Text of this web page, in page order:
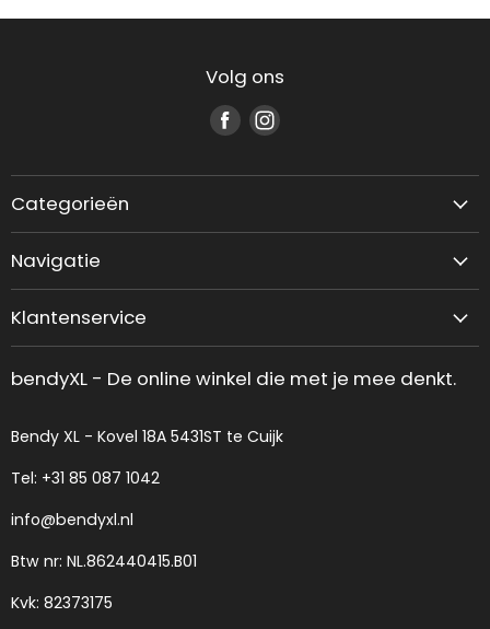
Volg ons
Vind
op
Vind
op
Categorieën
Keuken accessoires
Huishouden
Tuin & Terras
Voor de kids
Erotiek
Populaire producten
Meubels binnen/buiten
Hardware divers
Navigatie
Bestel- en levervoorwaarden
Veelgestelde vragen (FAQ)
Volg je bestelling
B2B
Klantenservice
Betalingsinformatie
bendyXL - De online winkel die met je mee denkt.
Bendy XL - Kovel 18A 5431ST te Cuijk
Tel: +31 85 087 1042
info@bendyxl.nl
Btw nr: NL.862440415.B01
Kvk: 82373175